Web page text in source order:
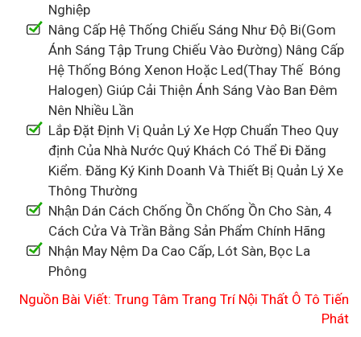
Nghiệp
Nâng Cấp Hệ Thống Chiếu Sáng Như Độ Bi(Gom
Ánh Sáng Tập Trung Chiếu Vào Đường) Nâng Cấp
Hệ Thống Bóng Xenon Hoặc Led(Thay Thế Bóng
Halogen) Giúp Cải Thiện Ánh Sáng Vào Ban Đêm
Nên Nhiều Lần
Lắp Đặt Định Vị Quản Lý Xe Hợp Chuẩn Theo Quy
định Của Nhà Nước Quý Khách Có Thể Đi Đăng
Kiểm. Đăng Ký Kinh Doanh Và Thiết Bị Quản Lý Xe
Thông Thường
Nhận Dán Cách Chống Ồn Chống Ồn Cho Sàn, 4
Cách Cửa Và Trần Bằng Sản Phẩm Chính Hãng
Nhận May Nệm Da Cao Cấp, Lót Sàn, Bọc La
Phông
Nguồn Bài Viết: Trung Tâm Trang Trí Nội Thất Ô Tô Tiến
Phát